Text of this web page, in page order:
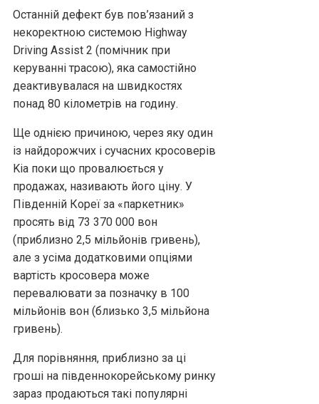
Останній дефект був пов’язаний з
некоректною системою Highway
Driving Assist 2 (помічник при
керуванні трасою), яка самостійно
деактивувалася на швидкостях
понад 80 кілометрів на годину.
Ще однією причиною, через яку один
із найдорожчих і сучасних кросоверів
Kia поки що провалюється у
продажах, називають його ціну. У
Південній Кореї за «паркетник»
просять від 73 370 000 вон
(приблизно 2,5 мільйонів гривень),
але з усіма додатковими опціями
вартість кросовера може
перевалювати за позначку в 100
мільйонів вон (близько 3,5 мільйона
гривень).
Для порівняння, приблизно за ці
гроші на південнокорейському ринку
зараз продаються такі популярні